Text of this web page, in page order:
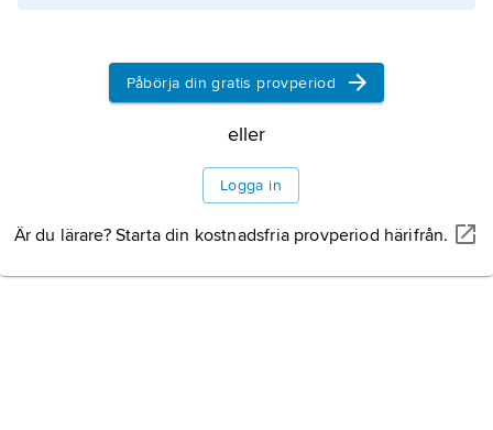
Information om artikeln
Påbörja din gratis provperiod
eller
Logga in
Är du lärare? Starta din kostnadsfria provperiod härifrån.